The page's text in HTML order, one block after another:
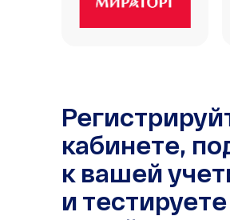
кабинете,
к вашей
и